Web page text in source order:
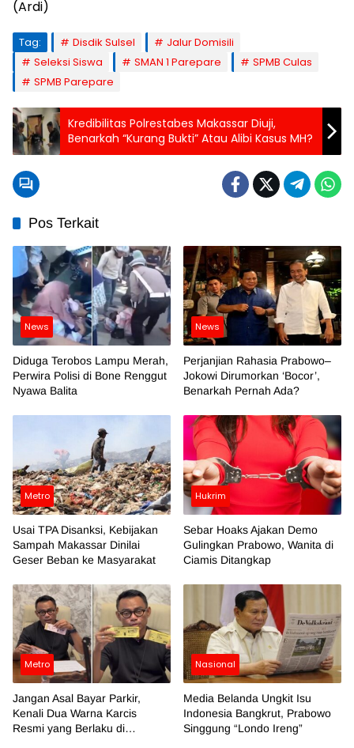
(Ardi)
Tag: Disdik Sulsel
Jalur Domisili
Seleksi Siswa
SMAN 1 Parepare
SPMB Culas
SPMB Parepare
Kredibilitas Polrestabes Makassar Diuji,
Benarkah “Kurang Bukti” Atau Alibi Kasus MH?
Pos Terkait
News
Diduga Terobos Lampu Merah,
Perwira Polisi di Bone Renggut
Nyawa Balita
News
Perjanjian Rahasia Prabowo–
Jokowi Dirumorkan ‘Bocor’,
Benarkah Pernah Ada?
Metro
Usai TPA Disanksi, Kebijakan
Sampah Makassar Dinilai
Geser Beban ke Masyarakat
Hukrim
Sebar Hoaks Ajakan Demo
Gulingkan Prabowo, Wanita di
Ciamis Ditangkap
Metro
Jangan Asal Bayar Parkir,
Kenali Dua Warna Karcis
Resmi yang Berlaku di
Nasional
Media Belanda Ungkit Isu
Indonesia Bangkrut, Prabowo
Singgung “Londo Ireng”